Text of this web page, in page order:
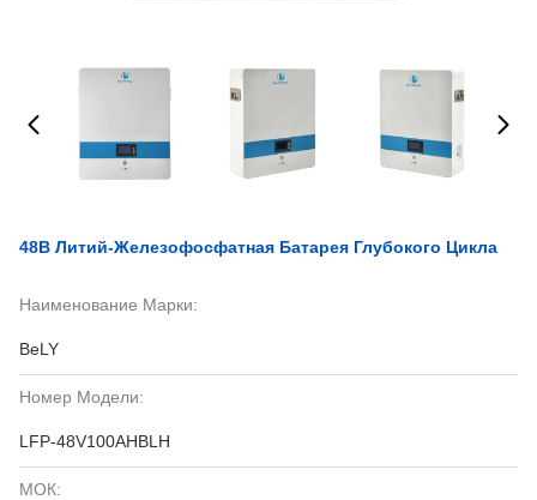
48В Литий-Железофосфатная Батарея Глубокого Цикла
Наименование Марки:
BeLY
Номер Модели:
LFP-48V100AHBLH
МОК: